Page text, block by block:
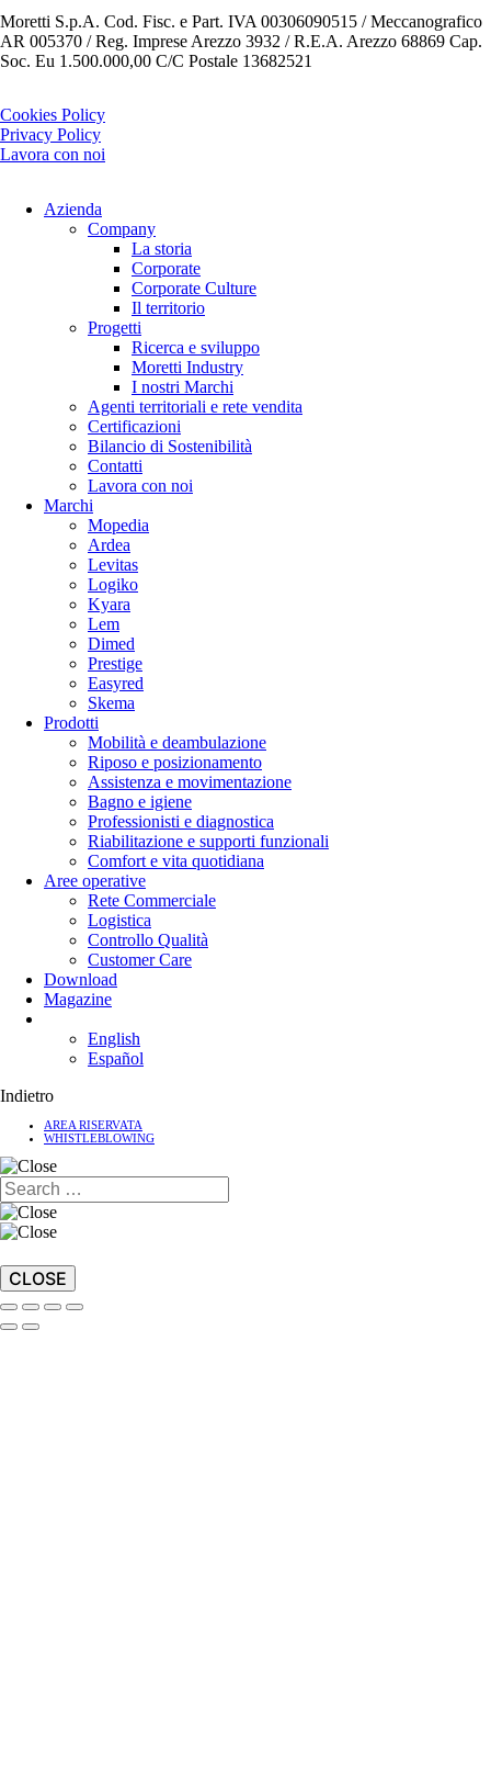
Moretti S.p.A. Cod. Fisc. e Part. IVA 00306090515 / Meccanografico
AR 005370 / Reg. Imprese Arezzo 3932 / R.E.A. Arezzo 68869 Cap.
Soc. Eu 1.500.000,00 C/C Postale 13682521
Cookies Policy
Privacy Policy
Lavora con noi
Azienda
Company
La storia
Corporate
Corporate Culture
Il territorio
Progetti
Ricerca e sviluppo
Moretti Industry
I nostri Marchi
Agenti territoriali e rete vendita
Certificazioni
Bilancio di Sostenibilità
Contatti
Lavora con noi
Marchi
Mopedia
Ardea
Levitas
Logiko
Kyara
Lem
Dimed
Prestige
Easyred
Skema
Prodotti
Mobilità e deambulazione
Riposo e posizionamento
Assistenza e movimentazione
Bagno e igiene
Professionisti e diagnostica
Riabilitazione e supporti funzionali
Comfort e vita quotidiana
Aree operative
Rete Commerciale
Logistica
Controllo Qualità
Customer Care
Download
Magazine
English
Español
Indietro
AREA RISERVATA
WHISTLEBLOWING
CLOSE